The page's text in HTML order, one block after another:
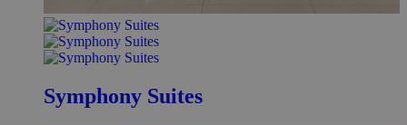
Symphony Suites